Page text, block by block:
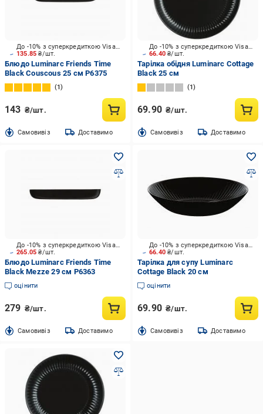
135.85₴/шт.
До -10% з суперкредиткою Visa Вигода
Блюдо Luminarc Friends Time
Black Couscous 25 см P6375
1
143 ₴/шт.
Cамовивіз Доставимо
66.40₴/шт.
До -10% з суперкредиткою Visa Вигода
Тарілка обідня Luminarc Cottage
Black 25 см
1
69.90 ₴/шт.
Cамовивіз Доставимо
265.05₴/шт.
До -10% з суперкредиткою Visa Вигода
Блюдо Luminarc Friends Time
Black Mezze 29 см P6363
оцінити
279 ₴/шт.
Cамовивіз Доставимо
66.40₴/шт.
До -10% з суперкредиткою Visa Вигода
Тарілка для супу Luminarc
Cottage Black 20 см
оцінити
69.90 ₴/шт.
Cамовивіз Доставимо